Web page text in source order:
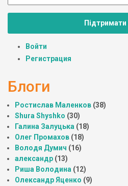
Підтримати
Войти
Регистрация
Блоги
Ростислав Маленков (38)
Shura Shyshko (30)
Галина Залуцька (18)
Олег Промахов (18)
Володя Думич (16)
александр (13)
Риша Володина (12)
Олександр Яценко (9)